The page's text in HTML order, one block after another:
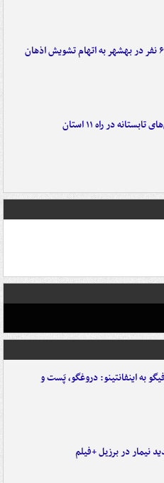
دستگیری ۶ نفر در بهشهر به اتهام تشویش اذهان
در راه ۱۱ استان
به اینفانتینو: دروغگو، پَست‌ و
نیمار در برزیل +فیلم